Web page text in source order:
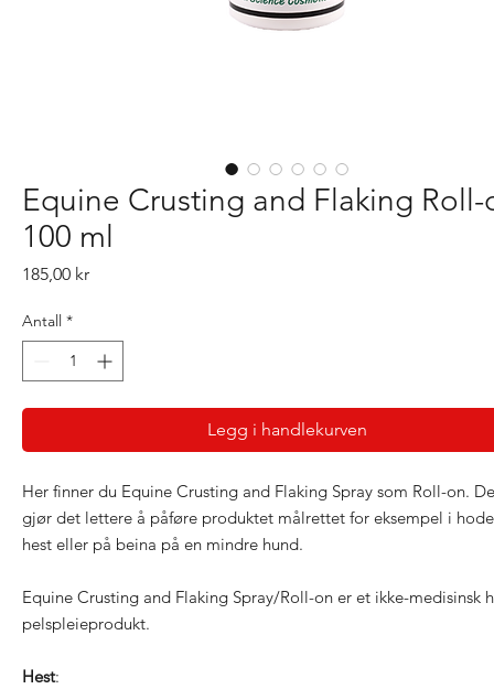
Equine Crusting and Flaking Roll-
100 ml
185,00 krPris
Antall *
Legg i handlekurven
Her finner du Equine Crusting and Flaking Spray som Roll-on.
gjør det lettere å påføre produktet målrettet for eksempel i
hest eller på beina på en mindre hund.
Equine Crusting and Flaking Spray/Roll-on er et ikke-medisinsk
pelspleieprodukt.
Hest: